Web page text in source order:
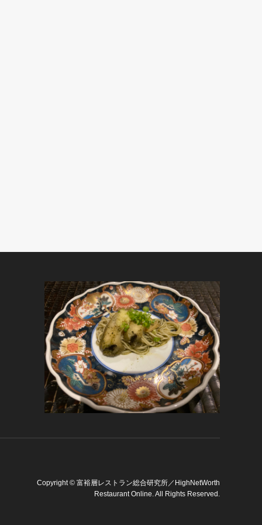
Copyright © 富裕層レストラン総合研究所／HighNetWorth
Restaurant Online . All Rights Reserved.